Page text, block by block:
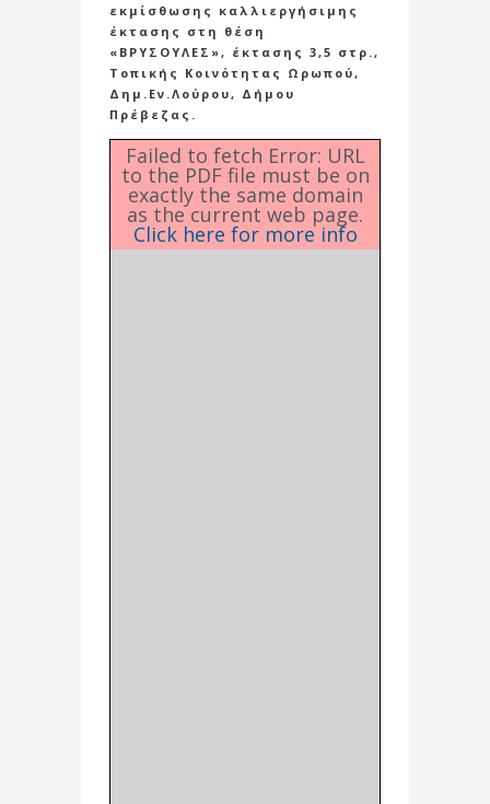
εκμίσθωσης καλλιεργήσιμης
έκτασης στη θέση
«ΒΡΥΣΟΥΛΕΣ», έκτασης 3,5 στρ.,
Τοπικής Κοινότητας Ωρωπού,
Δημ.Εν.Λούρου, Δήμου
Πρέβεζας.
Failed to fetch Error: URL
to the PDF file must be on
exactly the same domain
as the current web page.
Click here for more info